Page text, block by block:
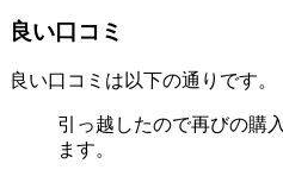
良い口コミ
良い口コミは以下の通りです。
引っ越したので再びの購
ます。